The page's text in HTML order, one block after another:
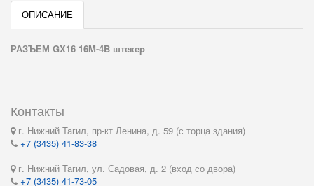
ОПИСАНИЕ
РАЗЪЕМ GX16 16M-4B штекеp
Контакты
г. Нижний Тагил, пр-кт Ленина, д. 59 (с торца здания)
+7 (3435) 41-83-38
г. Нижний Тагил, ул. Садовая, д. 2 (вход со двора)
+7 (3435) 41-73-05